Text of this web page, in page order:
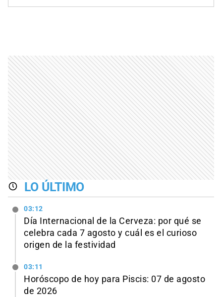
LO ÚLTIMO
03:12
Día Internacional de la Cerveza: por qué se
celebra cada 7 agosto y cuál es el curioso
origen de la festividad
03:11
Horóscopo de hoy para Piscis: 07 de agosto
de 2026